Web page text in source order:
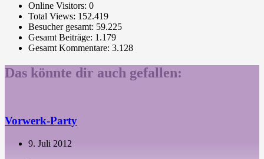
Online Visitors: 0
Total Views: 152.419
Besucher gesamt: 59.225
Gesamt Beiträge: 1.179
Gesamt Kommentare: 3.128
Das könnte dir auch gefallen:
Vorwerk-Party
9. Juli 2012